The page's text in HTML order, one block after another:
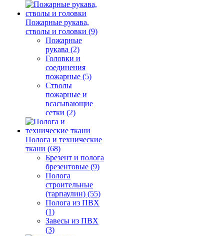
Пожарные рукава,
стволы и головки (9)
Пожарные
рукава (2)
Головки и
соединения
пожарные (5)
Стволы
пожарные и
всасывающие
сетки (2)
Полога и технические
ткани (68)
Брезент и полога
брезентовые (9)
Полога
строительные
(тарпаулин) (55)
Полога из ПВХ
(1)
Завесы из ПВХ
(3)